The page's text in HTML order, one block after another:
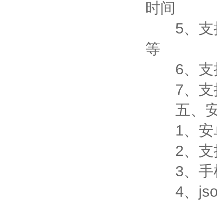
时间
5、支持
等
6、支
7、支
五、安
1、安卓
2、支
3、手机
4、json